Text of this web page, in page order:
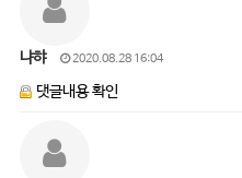
냐햐 2020.08.28 16:04
댓글내용 확인